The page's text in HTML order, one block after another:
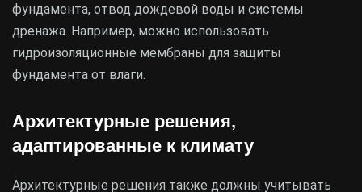
фундамента, отвод дождевой воды и системы
дренажа. Например, можно использовать
гидроизоляционные мембраны для защиты
фундамента от влаги.
Архитектурные решения,
адаптированные к климату
Архитектурные решения также должны учитывать